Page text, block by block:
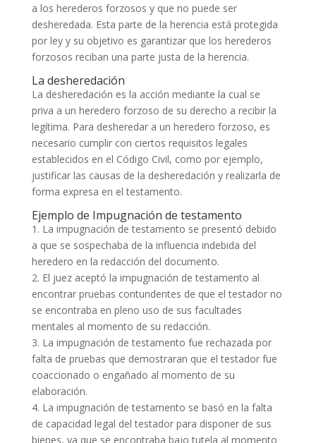
a los herederos forzosos y que no puede ser
desheredada. Esta parte de la herencia está protegida
por ley y su objetivo es garantizar que los herederos
forzosos reciban una parte justa de la herencia.
La desheredación
La desheredación es la acción mediante la cual se
priva a un heredero forzoso de su derecho a recibir la
legítima. Para desheredar a un heredero forzoso, es
necesario cumplir con ciertos requisitos legales
establecidos en el Código Civil, como por ejemplo,
justificar las causas de la desheredación y realizarla de
forma expresa en el testamento.
Ejemplo de Impugnación de testamento
1. La impugnación de testamento se presentó debido
a que se sospechaba de la influencia indebida del
heredero en la redacción del documento.
2. El juez aceptó la impugnación de testamento al
encontrar pruebas contundentes de que el testador no
se encontraba en pleno uso de sus facultades
mentales al momento de su redacción.
3. La impugnación de testamento fue rechazada por
falta de pruebas que demostraran que el testador fue
coaccionado o engañado al momento de su
elaboración.
4. La impugnación de testamento se basó en la falta
de capacidad legal del testador para disponer de sus
bienes, ya que se encontraba bajo tutela al momento